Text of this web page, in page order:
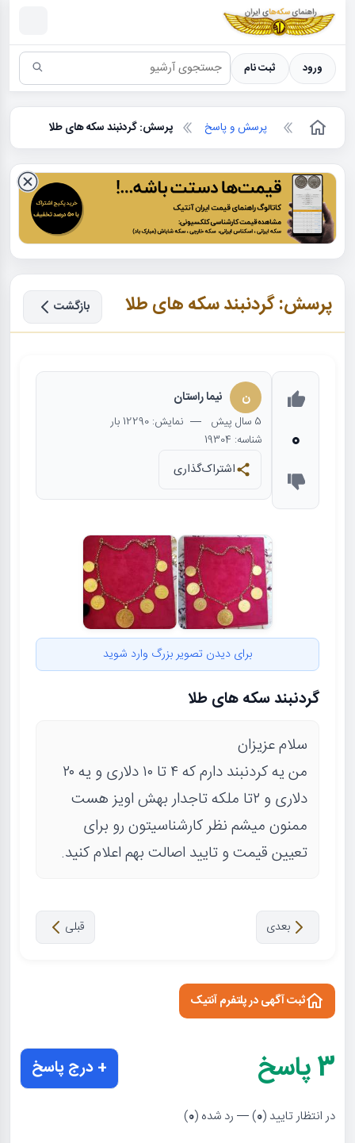
سکه ها ؛ راهنمای سکه شناسی
ورود ثبت نام
پرسش و پاسخ پرسش: گردنبند سکه های طلا
پرسش: گردنبند سکه های طلا بازگشت
0
ن نیما راستان
5 سال پیش — نمایش: 12290 بار
شناسه: 19304
اشتراک‌گذاری
برای دیدن تصویر بزرگ وارد شوید
گردنبند سکه های طلا
سلام عزیزان
من یه کردنبند دارم که ۴ تا ۱۰ دلاری و یه ۲۰
دلاری و ۲تا ملکه تاجدار بهش اویز هست
ممنون میشم نظر کارشناسیتون رو برای
تعیین قیمت و تایید اصالت بهم اعلام کنید.
قبلی بعدی
ثبت آگهی در پلتفرم آنتیک
3پاسخ + درج پاسخ
در انتظار تایید (0) — رد شده (0
)